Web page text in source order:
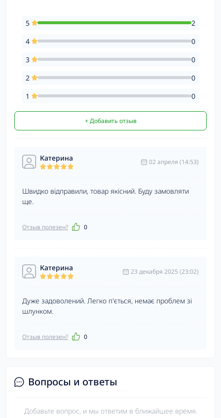
5
2
4
0
3
0
2
0
1
0
+ Добавить отзыв
Катерина 02 апреля (14:53)
Швидко відправили, товар якісний. Буду замовляти
ще.
Отзыв полезен? 0
Катерина 23 декабря 2025 (23:02)
Дуже задоволений. Легко п'ється, немає проблем зі
шлунком.
Отзыв полезен? 0
Вопросы и ответы
Добавьте вопрос, и мы ответим в ближайшее время.